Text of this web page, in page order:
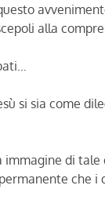
alla
si sia come
di tale
che